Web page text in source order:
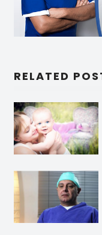
RELATED